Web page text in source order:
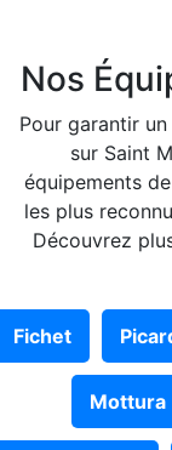
Nos
Pour garantir
sur Saint
équipements
les plus
Découvrez
Fichet
Mottura